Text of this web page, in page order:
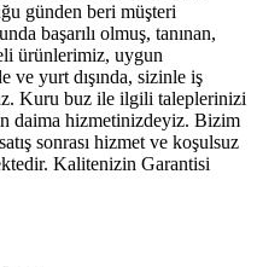
günden beri müşteri
başarılı olmuş, tanınan,
ürünlerimiz, uygun
ve yurt dışında, sizinle iş
Kuru buz ile ilgili taleplerinizi
daima hizmetinizdeyiz. Bizim
sonrası hizmet ve koşulsuz
Kalitenizin Garantisi